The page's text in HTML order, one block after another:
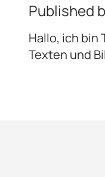
Published
Hallo, ich bin
Texten und